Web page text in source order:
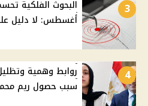
3
أغسطس: لا دليل
4
روابط وهمية
سبب حصول ريم محمد على 4%